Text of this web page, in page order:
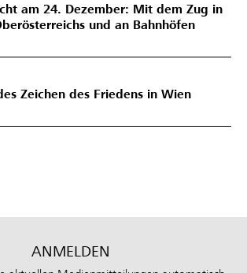
am 24. Dezember: Mit dem Zug in
und an Bahnhöfen
Zeichen des Friedens in Wien
ANMELDEN